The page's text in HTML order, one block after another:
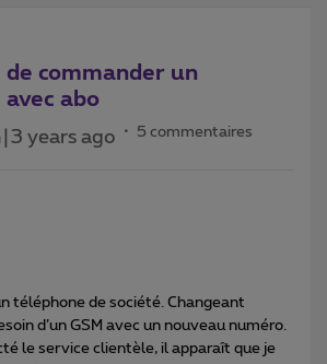
de commander un
abo
years ago 5 commentaires
téléphone de société. Changeant
d’un GSM avec un nouveau numéro.
le service clientèle, il apparaît que je